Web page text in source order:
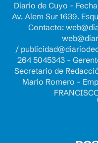
Diario de Cuyo -
Av. Alem Sur 1639.
Contacto:
/
264 5045343 -
Secretario de
Mario Romero -